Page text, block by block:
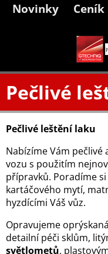
Novinky Ceník
Pečlivé
Pečlivé leštění laku
Nabízíme Vám pečlivé
vozu s použitím
přípravků. Poradíme
kartáčového mytí,
hyzdícími Váš vůz.
Opravujeme
detailní péči sklům,
světlometů,